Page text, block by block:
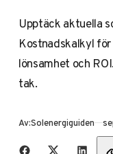
Upptäck aktuella
Kostnadskalkyl
lönsamhet och
tak.
Av:Solenergiguiden
Dela med vänner